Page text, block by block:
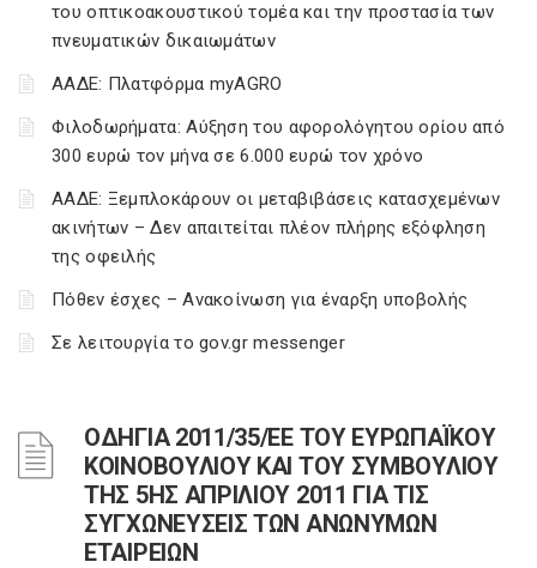
του οπτικοακουστικού τομέα και την προστασία των
πνευματικών δικαιωμάτων
ΑΑΔΕ: Πλατφόρμα myAGRO
Φιλοδωρήματα: Αύξηση του αφορολόγητου ορίου από
300 ευρώ τον μήνα σε 6.000 ευρώ τον χρόνο
ΑΑΔΕ: Ξεμπλοκάρουν οι μεταβιβάσεις κατασχεμένων
ακινήτων – Δεν απαιτείται πλέον πλήρης εξόφληση
της οφειλής
Πόθεν έσχες – Ανακοίνωση για έναρξη υποβολής
Σε λειτουργία το gov.gr messenger
ΟΔΗΓΙΑ 2011/35/ΕΕ ΤΟΥ ΕΥΡΩΠΑΪΚΟΥ
ΚΟΙΝΟΒΟΥΛΙΟΥ ΚΑΙ ΤΟΥ ΣΥΜΒΟΥΛΙΟΥ
ΤΗΣ 5ΗΣ ΑΠΡΙΛΙΟΥ 2011 ΓΙΑ ΤΙΣ
ΣΥΓΧΩΝΕΥΣΕΙΣ ΤΩΝ ΑΝΩΝΥΜΩΝ
ΕΤΑΙΡΕΙΩΝ